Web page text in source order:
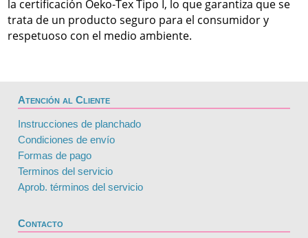
la certificación Oeko-Tex Tipo I, lo que garantiza que se
trata de un producto seguro para el consumidor y
respetuoso con el medio ambiente.
Atención al Cliente
Instrucciones de planchado
Condiciones de envío
Formas de pago
Terminos del servicio
Aprob. términos del servicio
Contacto